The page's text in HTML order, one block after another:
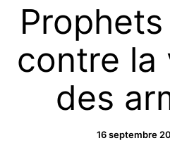
contre la
des
16 septembre